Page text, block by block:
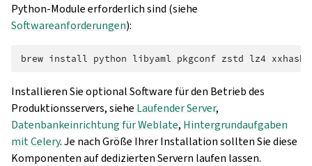
Python-Module erforderlich sind (siehe
Softwareanforderungen):
brew install python libyaml pkgconf zstd lz4 xxhash
Installieren Sie optional Software für den Betrieb des
Produktionsservers, siehe Laufender Server,
Datenbankeinrichtung für Weblate, Hintergrundaufgaben
mit Celery. Je nach Größe Ihrer Installation sollten Sie diese
Komponenten auf dedizierten Servern laufen lassen.